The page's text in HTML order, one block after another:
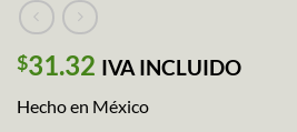
$31.32 IVA INCLUIDO
Hecho en México